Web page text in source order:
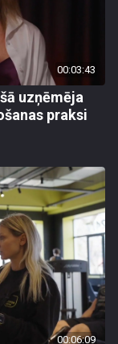
00:03:43
uzņēmēja
praksi
00:06:09